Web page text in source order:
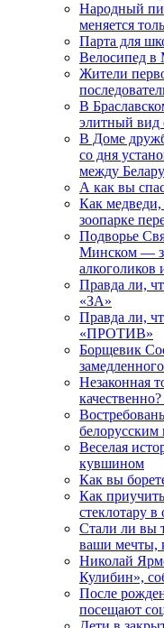
Народный
меняется
Парта для
Велосипед в
Жители
В
элитный вид
В Доме
со дня
между
А как вы
Как
зоопарке
Подворье
Минском —
алкоголиков
Правда ли,
«ЗА»
Правда ли,
«ПРОТИВ»
Борщевик
Незаконная
белорусским
Веселая
кувшином
Как вы
Как
стеклотару
Стали ли вы
ваши мечты,
Николай
Кулибин»,
После
посещают